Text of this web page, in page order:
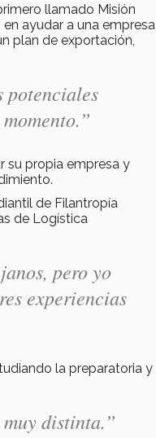
llamado Misión
ayudar a una empresa
plan de exportación,
potenciales
su propia empresa y
de Filantropía
de Logística
pero yo
experiencias
la preparatoria y
distinta.”